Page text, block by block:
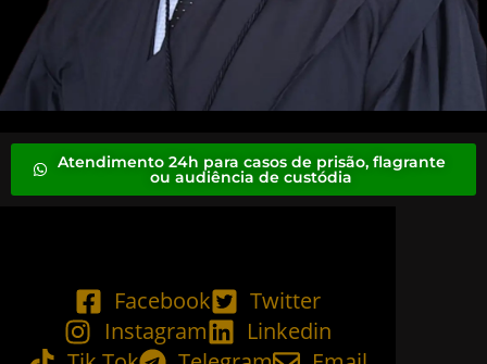
Atendimento 24h para casos de prisão, flagrante
ou audiência de custódia
Facebook
Twitter
Instagram
Linkedin